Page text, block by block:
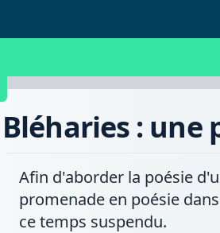
Bléharies : une
Afin d'aborder la poésie
promenade en poésie
ce temps suspendu.